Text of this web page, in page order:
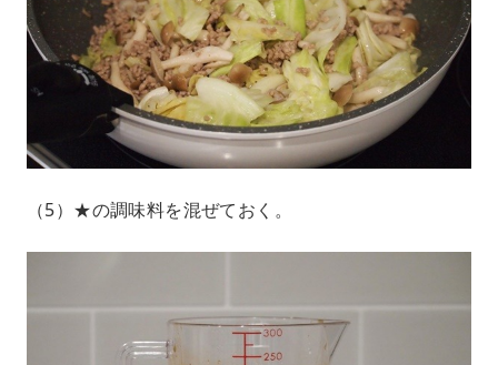
（5）★の調味料を混ぜておく。